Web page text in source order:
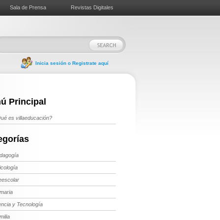
Sala de Prensa Revistas Digitales
Inicia sesión o Registrate aquí
Principal
es villaeducación?
y Tecnología